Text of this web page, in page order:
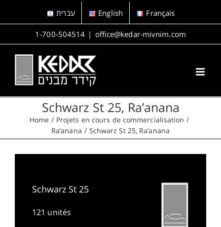
עברית English Français
1-700-504514 | office@kedar-mivnim.com
Schwarz St 25, Ra’anana
Home
Projets en cours de commercialisation
Ra’anana
Schwarz St 25, Ra’anana
Schwarz St 25
121 unités